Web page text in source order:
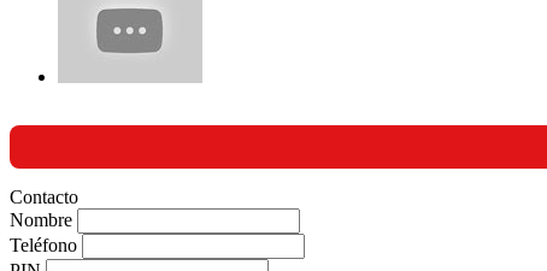
Contacto
Nombre
Teléfono